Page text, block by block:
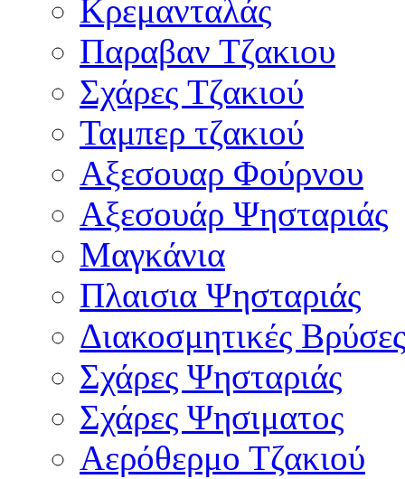
Κρεμανταλάς
Παραβαν Τζακιου
Σχάρες Tζακιού
Ταμπερ τζακιού
Αξεσουαρ Φούρνου
Αξεσουάρ Ψησταριάς
Μαγκάνια
Πλαισια Ψησταριάς
Διακοσμητικές Βρύσες
Σχάρες Ψησταριάς
Σχάρες Ψησιματος
Αερόθερμο Τζακιού